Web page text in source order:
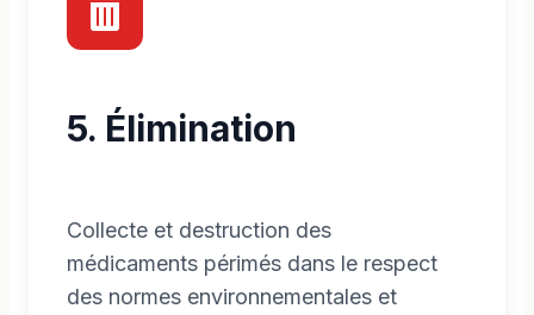
5. Élimination
Collecte et destruction des
médicaments périmés dans le respect
des normes environnementales et